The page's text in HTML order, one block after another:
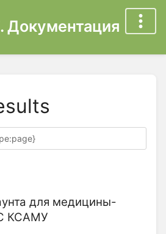
для медицины-
КСАМУ